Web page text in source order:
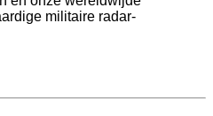
militaire radar-